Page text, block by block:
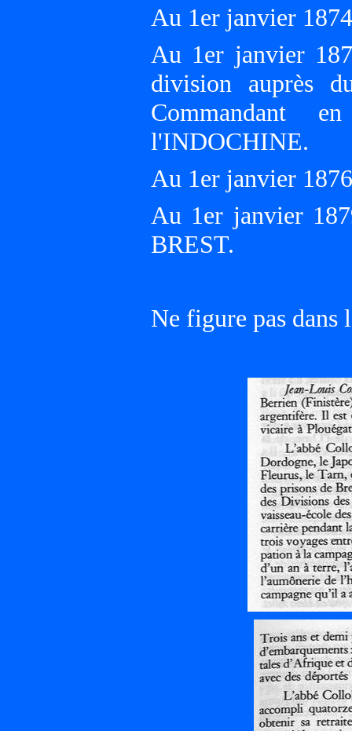
Au 1er janvier
Au 1er janvier
division auprès
Commandant
l'INDOCHINE.
Au 1er janvier
Au 1er janvier
BREST.
Ne figure pas dans